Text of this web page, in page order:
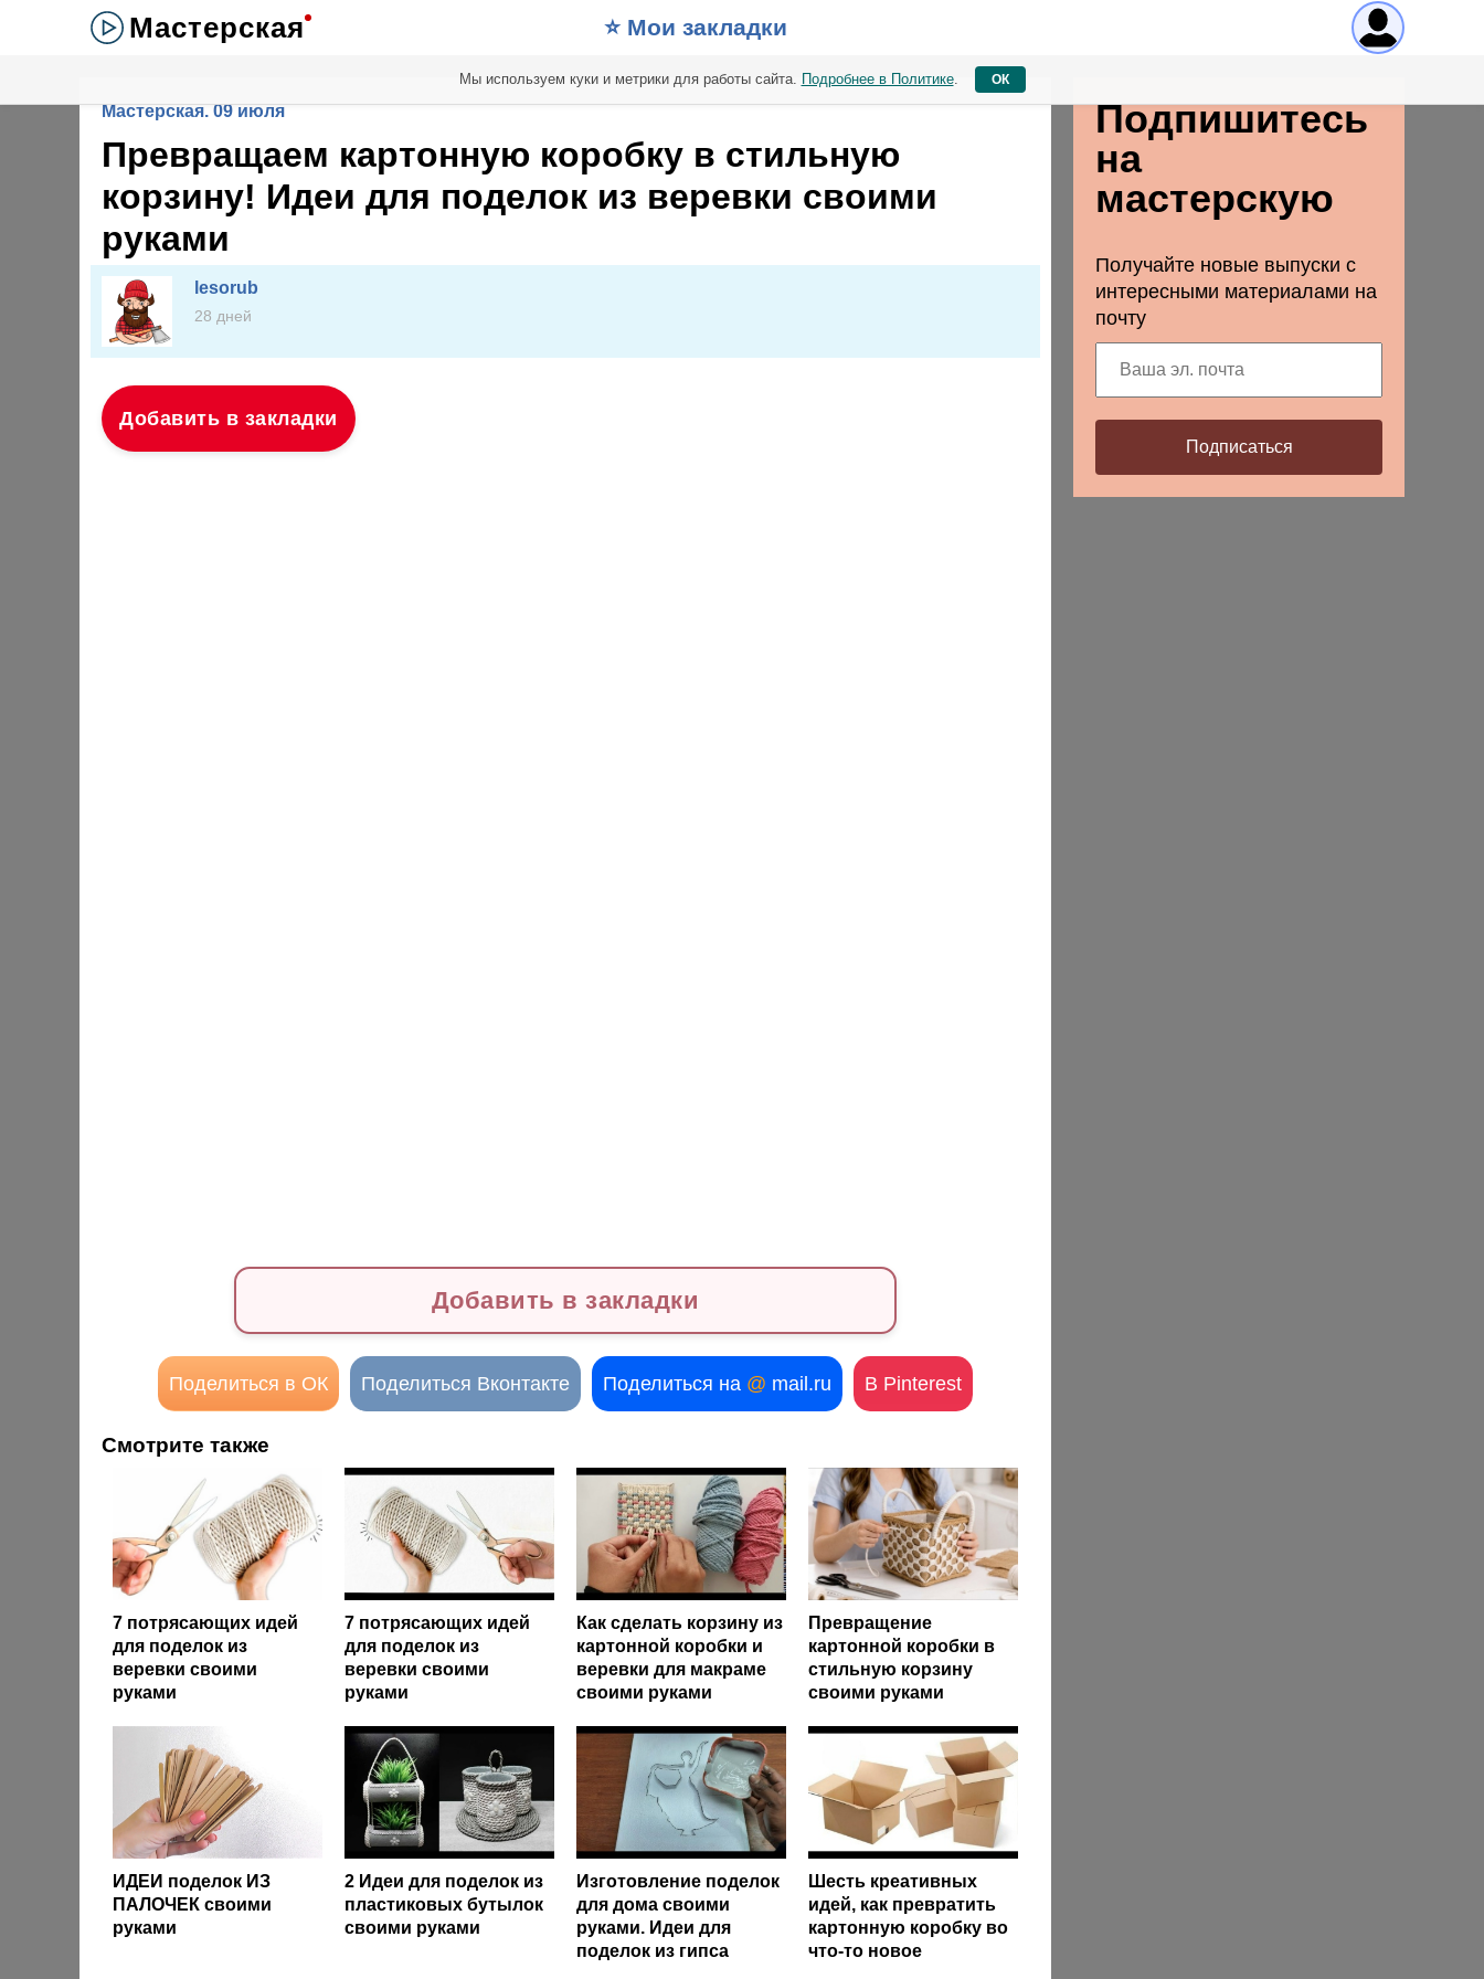
Мастерская ⭐️ Мои закладки
Мастерская. 09 июля
Превращаем картонную коробку в стильную
корзину! Идеи для поделок из веревки своими
руками
lesorub
28 дней
Добавить в закладки
Добавить в закладки
Поделиться в ОК Поделиться Вконтакте Поделиться на @ mail.ru В Pinterest
Смотрите также
7 потрясающих идей
для поделок из
веревки своими
руками
7 потрясающих идей
для поделок из
веревки своими
руками
Как сделать корзину из
картонной коробки и
веревки для макраме
своими руками
Превращение
картонной коробки в
стильную корзину
своими руками
ИДЕИ поделок ИЗ
ПАЛОЧЕК своими
руками
2 Идеи для поделок из
пластиковых бутылок
своими руками
Изготовление поделок
для дома своими
руками. Идеи для
поделок из гипса
Шесть креативных
идей, как превратить
картонную коробку во
что-то новое
Подпишитесь
на
мастерскую
Получайте новые выпуски с
интересными материалами на
почту
Подписаться
Мы используем куки и метрики для работы сайта. Подробнее в Политике. ОК